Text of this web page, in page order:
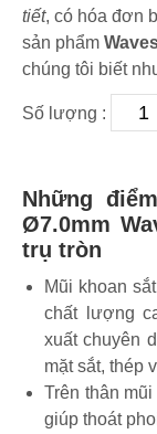
tiết, có hóa đơn
sản phẩm
chúng tôi biết
Số lượng :
Những
Ø7.0mm
trụ tròn
Mũi khoan
chất lượng
xuất chuyên
mặt sắt, thép
Trên thân
giúp thoát